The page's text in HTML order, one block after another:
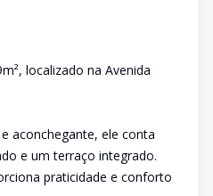
localizado na Avenida
aconchegante, ele conta
e um terraço integrado.
praticidade e conforto